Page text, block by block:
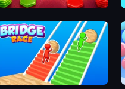
Hexa Stack
Bridge Race